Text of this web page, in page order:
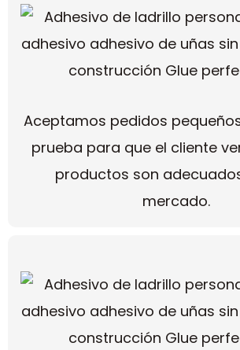
Aceptamos pedidos
prueba para que el cliente
productos son
mercado.